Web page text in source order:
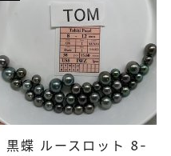
黒蝶 ルースロット 8-